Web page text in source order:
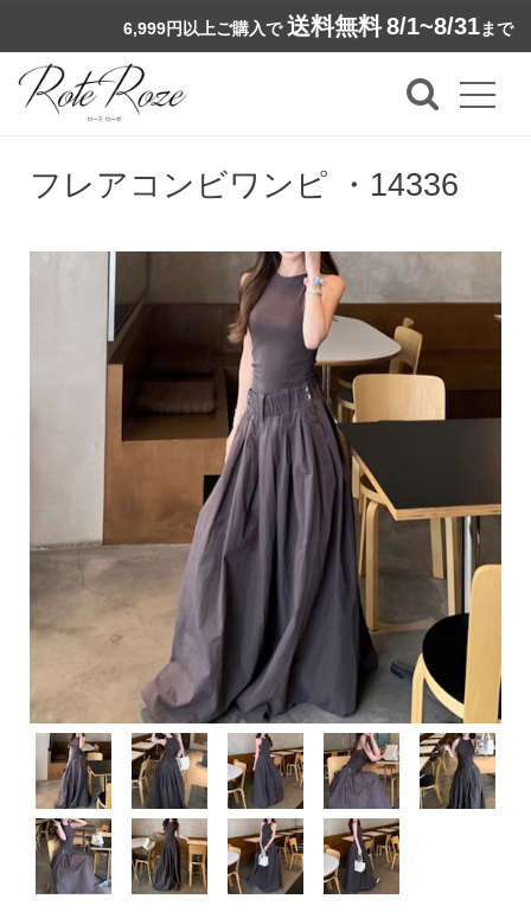
6,999円以上ご購入で 送料無料8/1~8/31まで
フレアコンビワンピ ・14336